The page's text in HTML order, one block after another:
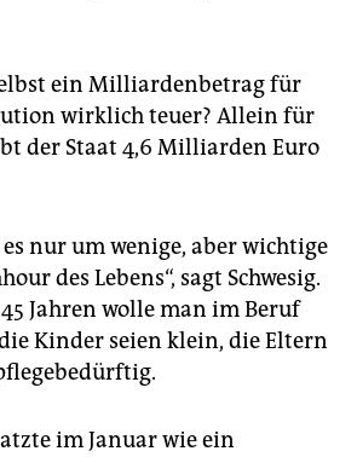
ein Milliardenbetrag für
wirklich teuer? Allein für
der Staat 4,6 Milliarden Euro
nur um wenige, aber wichtige
des Lebens“, sagt Schwesig.
Jahren wolle man im Beruf
Kinder seien klein, die Eltern
im Januar wie ein